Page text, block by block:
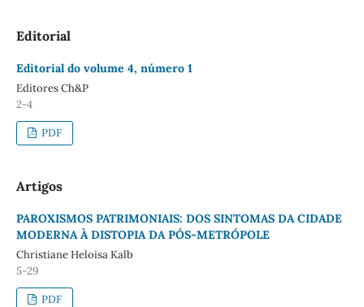
Editorial
Editorial do volume 4, número 1
Editores Ch&P
2-4
PDF
Artigos
PAROXISMOS PATRIMONIAIS: DOS SINTOMAS DA CIDADE
MODERNA À DISTOPIA DA PÓS-METRÓPOLE
Christiane Heloisa Kalb
5-29
PDF